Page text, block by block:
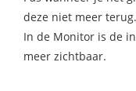
deze niet meer terug.
In de Monitor is de
meer zichtbaar.